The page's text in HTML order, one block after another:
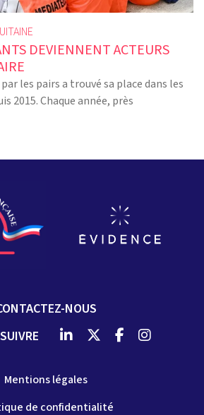
DEVIENNENT ACTEURS
les pairs a trouvé sa place dans les
2015. Chaque année, près
Mentions légales
de confidentialité
NOUS